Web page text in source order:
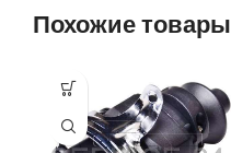
Похожие товары